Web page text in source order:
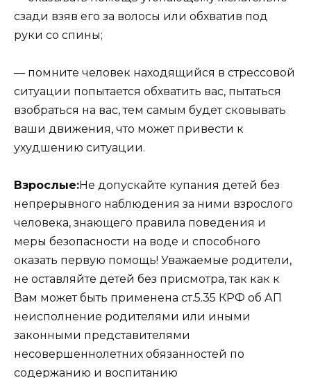
сзади взяв его за волосы или обхватив под
руки со спины;
— помните человек находящийся в стрессовой
ситуации попытается обхватить вас, пытаться
взобраться на вас, тем самым будет сковывать
ваши движения, что может привести к
ухудшению ситуации.
Взрослые:Не допускайте купания детей без
непрерывного наблюдения за ними взрослого
человека, знающего правила поведения и
меры безопасности на воде и способного
оказать первую помощь! Уважаемые родители,
не оставляйте детей без присмотра, так как к
Вам может быть применена ст.5.35 КРФ об АП
неисполнение родителями или иными
законными представителями
несовершеннолетних обязанностей по
содержанию и воспитанию